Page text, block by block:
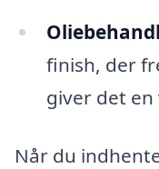
finish, der
giver det
Når du